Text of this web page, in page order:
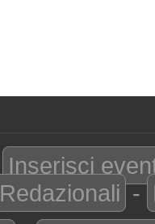
Inserisci
Redazionali -